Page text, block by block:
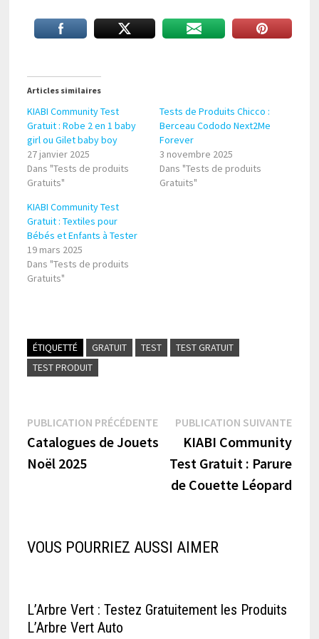
Articles similaires
KIABI Community Test
Gratuit : Robe 2 en 1 baby
girl ou Gilet baby boy
27 janvier 2025
Dans "Tests de produits
Gratuits"
Tests de Produits Chicco :
Berceau Cododo Next2Me
Forever
3 novembre 2025
Dans "Tests de produits
Gratuits"
KIABI Community Test
Gratuit : Textiles pour
Bébés et Enfants à Tester
19 mars 2025
Dans "Tests de produits
Gratuits"
ÉTIQUETTÉ GRATUIT TEST
TEST GRATUIT
TEST PRODUIT
Navigation
de
PUBLICATION PRÉCÉDENTEPublication
précédente :
Catalogues de Jouets
Noël 2025
PUBLICATION SUIVANTE
KIABI Community
Test Gratuit : Parure
de Couette Léopard
VOUS POURRIEZ AUSSI AIMER
L’Arbre Vert : Testez Gratuitement les Produits
L’Arbre Vert Auto